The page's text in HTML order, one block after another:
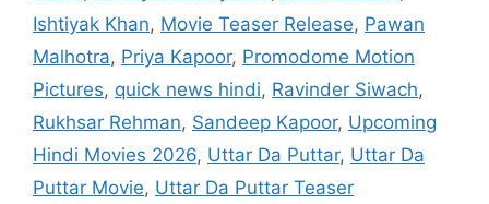
Ishtiyak Khan, Movie Teaser Release, Pawan
Malhotra, Priya Kapoor, Promodome Motion
Pictures, quick news hindi, Ravinder Siwach,
Rukhsar Rehman, Sandeep Kapoor, Upcoming
Hindi Movies 2026, Uttar Da Puttar, Uttar Da
Puttar Movie, Uttar Da Puttar Teaser